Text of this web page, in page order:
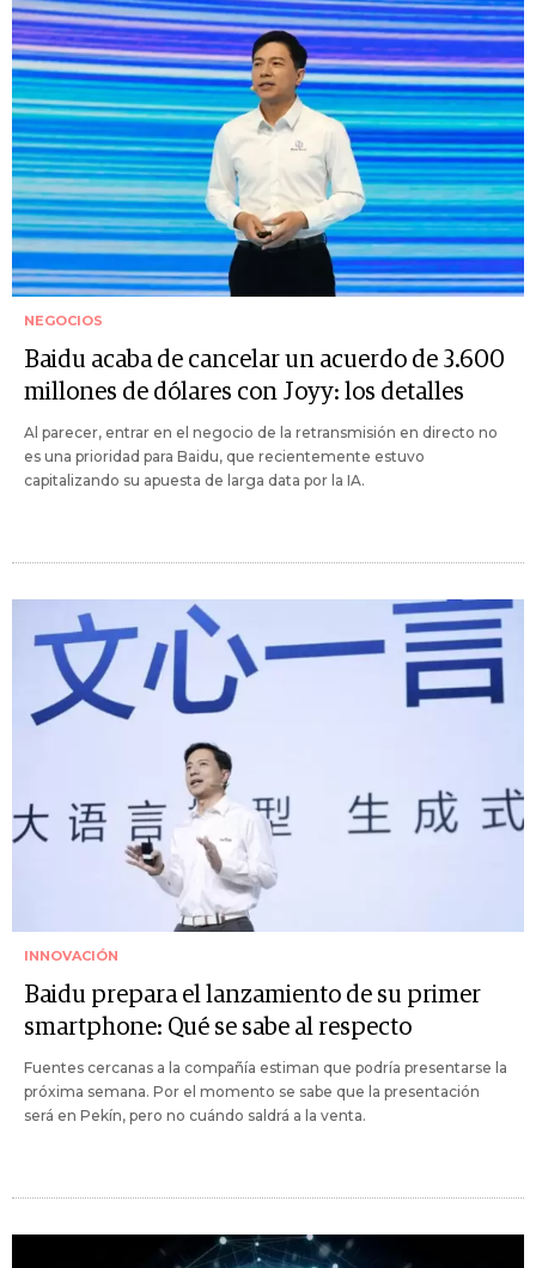
NEGOCIOS
Baidu acaba de cancelar un acuerdo de 3.600
millones de dólares con Joyy: los detalles
Al parecer, entrar en el negocio de la retransmisión en directo no
es una prioridad para Baidu, que recientemente estuvo
capitalizando su apuesta de larga data por la IA.
INNOVACIÓN
Baidu prepara el lanzamiento de su primer
smartphone: Qué se sabe al respecto
Fuentes cercanas a la compañía estiman que podría presentarse la
próxima semana. Por el momento se sabe que la presentación
será en Pekín, pero no cuándo saldrá a la venta.